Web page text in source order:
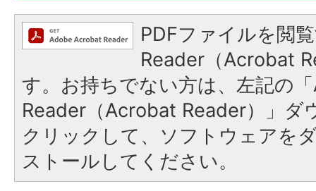
PDFファイルを閲
Reader（Acrobat
す。お持ちでない方は、左記の
Reader（Acrobat Reader）」ダ
クリックして、ソフトウェアを
ストールしてください。